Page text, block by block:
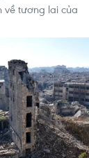
tương lai của